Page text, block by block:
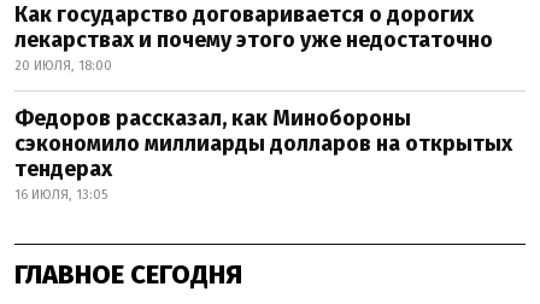
Как государство договаривается о дорогих
лекарствах и почему этого уже недостаточно
20 ИЮЛЯ, 18:00
Федоров рассказал, как Минобороны
сэкономило миллиарды долларов на открытых
тендерах
16 ИЮЛЯ, 13:05
ГЛАВНОЕ СЕГОДНЯ